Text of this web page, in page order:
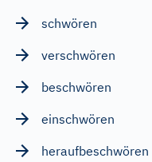
schwören
verschwören
beschwören
einschwören
heraufbeschwören